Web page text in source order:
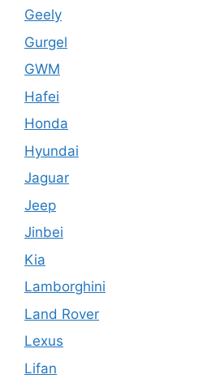
Geely
Gurgel
GWM
Hafei
Honda
Hyundai
Jaguar
Jeep
Jinbei
Kia
Lamborghini
Land Rover
Lexus
Lifan